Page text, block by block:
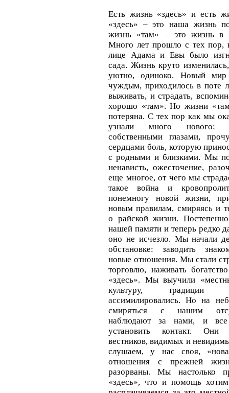
Есть жизнь «здесь» и есть
«здесь» – это наша жизнь
жизнь «там» – это жизнь в
Много лет прошло с тех пор,
лице Адама и Евы было
сада. Жизнь круто
уютно, одиноко. Новый мир
чуждым, приходилось в поте
выживать, и страдать,
хорошо «там». Но жизни
потеряна. С тех пор как мы
узнали много нового:
собственными глазами,
сердцами боль, которую
с родными и близкими. Мы
ненависть, ожесточение,
еще многое, от чего мы
такое война и
понемногу новой жизни,
новым правилам, смиряясь и
о райской жизни.
нашей памяти и теперь редко
оно не исчезло. Мы начали
обстановке: заводить
новые отношения. Мы стали
торговлю, наживать
«здесь». Мы выучили
культуру,
ассимилировались. Но на
смиряться с нашим
наблюдают за нами, и все
установить контакт. Они
вестников, видимых и
слушаем, у нас своя,
отношения с прежней
разорваны. Мы настолько
«здесь», что и помощь